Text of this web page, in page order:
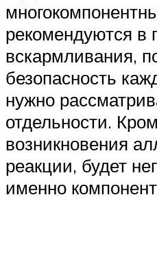
рекомендуются в
вскармливания,
безопасность
нужно
отдельности.
возникновения
реакции, будет
именно